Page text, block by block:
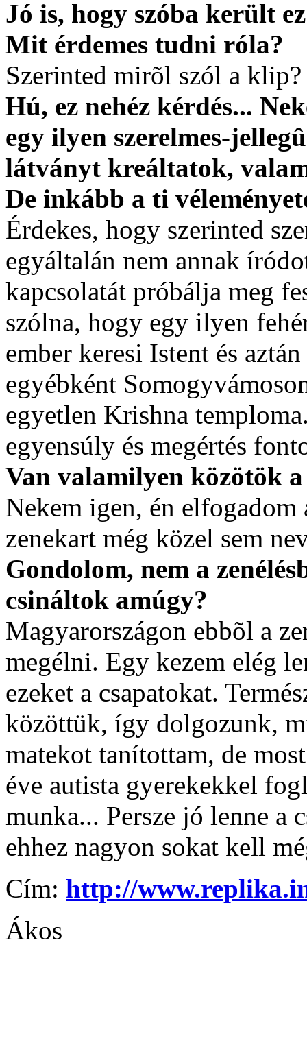
Jó is, hogy szóba került
Mit érdemes tudni róla?
Szerinted mirõl szól a klip?
Hú, ez nehéz kérdés...
egy ilyen szerelmes-
látványt kreáltatok,
De inkább a ti
Érdekes, hogy szerinted
egyáltalán nem annak
kapcsolatát próbálja meg
szólna, hogy egy ilyen
ember keresi Istent és
egyébként
egyetlen Krishna
egyensúly és megértés
Van valamilyen közötök
Nekem igen, én
zenekart még közel sem
Gondolom, nem a
csináltok amúgy?
Magyarországon ebbõl a
megélni. Egy kezem elég
ezeket a csapatokat.
közöttük, így dolgozunk,
matekot tanítottam, de
éve autista gyerekekkel
munka... Persze jó lenne a
ehhez nagyon sokat kell
Cím: http://
Ákos